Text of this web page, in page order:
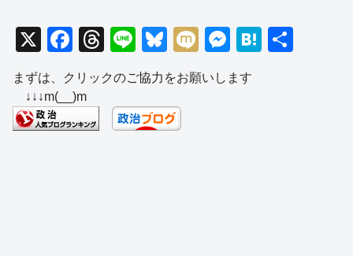
X
F
a
c
e
b
T
hr
e
a
d
Li
n
e
Bl
u
e
sk
y
M
ixi
M
e
ss
H
まずは、クリックのご協力をお願いします
↓↓↓m(__)m